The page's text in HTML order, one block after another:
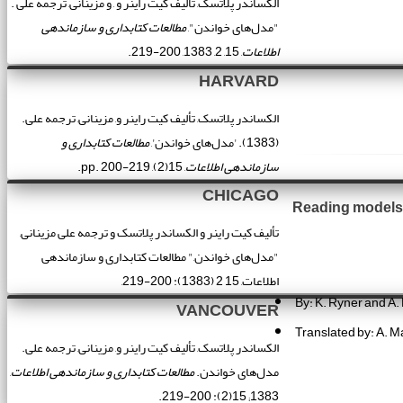
Reading models
By: K. Ryner and
Translated by: A.
"مدل‌های خواندن",مطالعات کتابداری و سازماندهی
اطلاعات, 15, 2, 1383, 200-219.
HARVARD
الکساندر پلاتسک, تألیف کیت راینر و, مزینانی, ترجمه علی.
(1383). 'مدل‌های خواندن',
مطالعات کتابداری و
سازماندهی اطلاعات, 15(2), pp. 200-219.
CHICAGO
تألیف کیت راینر و الکساندر پلاتسک و ترجمه علی مزینانی,
"مدل‌های خواندن," مطالعات کتابداری و سازماندهی
اطلاعات, 15 2 (1383): 200-219,
VANCOUVER
الکساندر پلاتسک, تألیف کیت راینر و, مزینانی, ترجمه علی.
مدل‌های خواندن.مطالعات کتابداری و سازماندهی اطلاعات,
1383; 15(2): 200-219.